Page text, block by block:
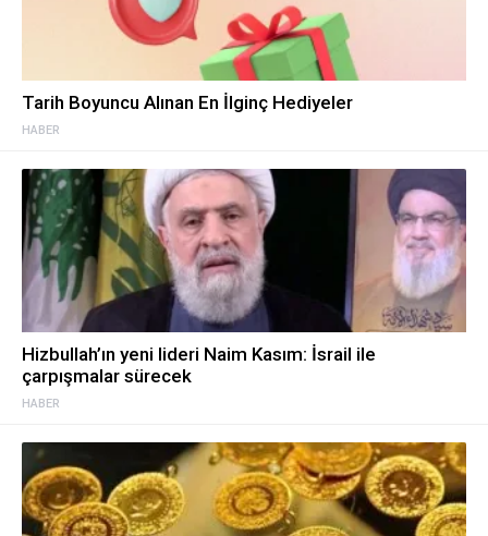
HABER
Tarih Boyuncu Alınan En İlginç Hediyeler
HABER
Hizbullah’ın yeni lideri Naim Kasım: İsrail ile
çarpışmalar sürecek